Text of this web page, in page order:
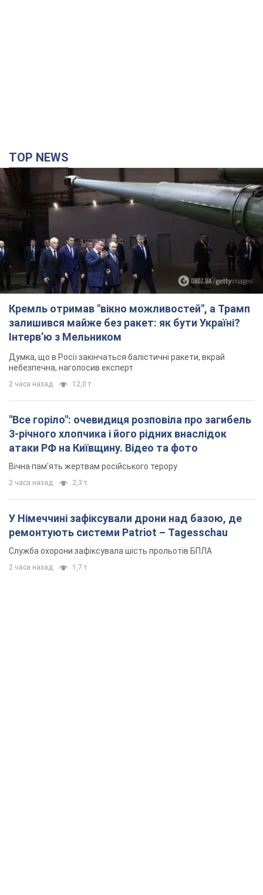
TOP NEWS
Кремль отримав "вікно можливостей", а Трамп
залишився майже без ракет: як бути Україні?
Інтерв’ю з Мельником
Думка, що в Росії закінчаться балістичні ракети, вкрай
небезпечна, наголосив експерт
2 часа назад 12,0 т.
"Все горіло": очевидиця розповіла про загибель
3-річного хлопчика і його рідних внаслідок
атаки РФ на Київщину. Відео та фото
Вічна пам'ять жертвам російського терору
2 часа назад 2,3 т.
У Німеччині зафіксували дрони над базою, де
ремонтують системи Patriot – Tagesschau
Служба охорони зафіксувала шість прольотів БПЛА
2 часа назад 1,7 т.